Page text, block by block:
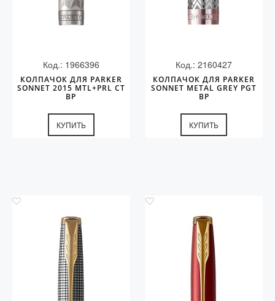
Код.: 1966396
КОЛПАЧОК ДЛЯ PARKER
SONNET 2015 MTL+PRL CT
BP
КУПИТЬ
Код.: 2160427
КОЛПАЧОК ДЛЯ PARKER
SONNET METAL GREY PGT
BP
КУПИТЬ